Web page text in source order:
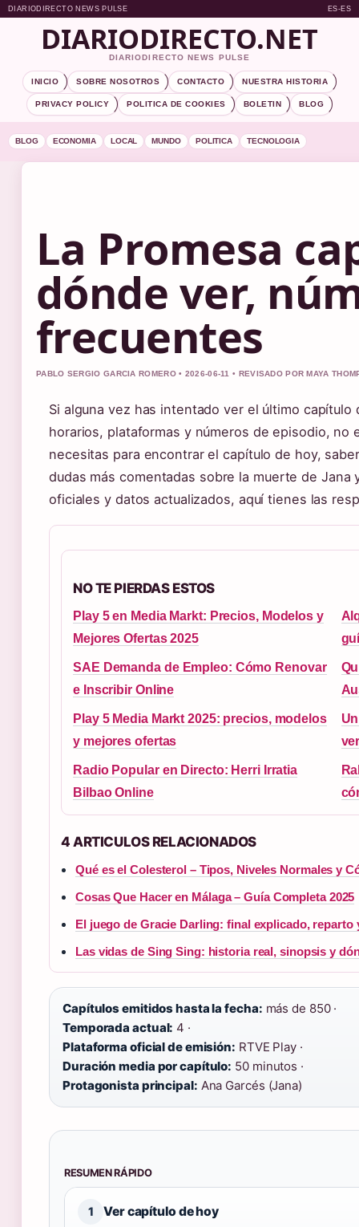
DIARIODIRECTO NEWS PULSE ES-ES
DIARIODIRECTO.NET
DIARIODIRECTO NEWS PULSE
INICIO SOBRE NOSOTROS CONTACTO NUESTRA HISTORIA
PRIVACY POLICY POLITICA DE COOKIES BOLETIN BLOG
BLOG ECONOMIA LOCAL MUNDO POLITICA TECNOLOGIA
La Promesa
dónde ver,
frecuentes
PABLO SERGIO GARCIA ROMERO • 2026-06-11 • REVISADO POR MAYA
Si alguna vez has intentado ver el último capítulo
horarios, plataformas y números de episodio, no
necesitas para encontrar el capítulo de hoy,
dudas más comentadas sobre la muerte de
oficiales y datos actualizados, aquí tienes las
NO TE PIERDAS ESTOS
Play 5 en Media Markt: Precios, Modelos y
Mejores Ofertas 2025
SAE Demanda de Empleo: Cómo Renovar
e Inscribir Online
Play 5 Media Markt 2025: precios, modelos
y mejores ofertas
Radio Popular en Directo: Herri Irratia
Bilbao Online
4 ARTICULOS RELACIONADOS
Qué es el Colesterol – Tipos, Niveles Normales y
Cosas Que Hacer en Málaga – Guía Completa 2025
El juego de Gracie Darling: final explicado, reparto
Las vidas de Sing Sing: historia real, sinopsis y
Capítulos emitidos hasta la fecha: más de 850 ·
Temporada actual: 4 ·
Plataforma oficial de emisión: RTVE Play ·
Duración media por capítulo: 50 minutos ·
Protagonista principal: Ana Garcés (Jana)
RESUMEN RÁPIDO
1 Ver capítulo de hoy